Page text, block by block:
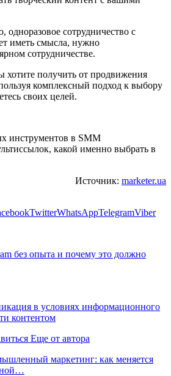
сотрудничество с
иметь смысла, нужно
сотрудничестве.
хотите получить от продвижения
комплексный подход к выбору
своих целей.
инструментов в SMM
какой именно выбрать в
Источник: marketer.ua
TwitterWhatsAppTelegramViber
без опыта и почему это должно
в условиях информационного
контентом
Еще от автора
маркетинг: как меняется